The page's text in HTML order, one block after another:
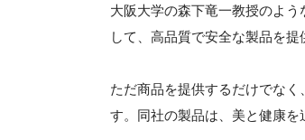
大阪大学の森下竜一教授のよ
して、高品質で安全な製品を提
ただ商品を提供するだけでな
す。同社の製品は、美と健康を